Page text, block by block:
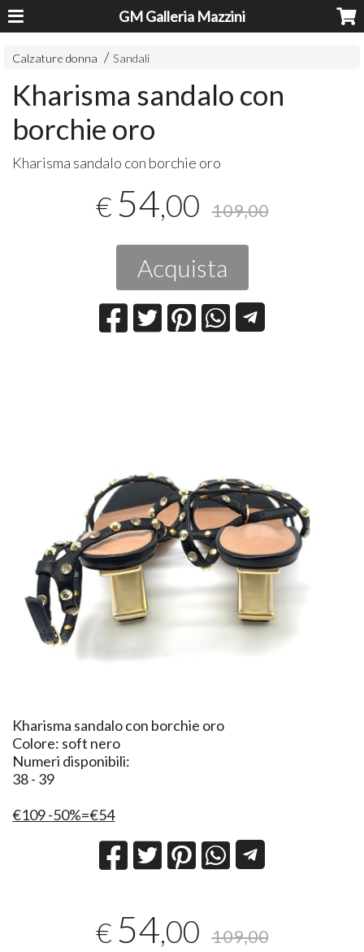
GM Galleria Mazzini
Calzature donna Sandali
Kharisma sandalo con
borchie oro
​Kharisma sandalo con borchie oro
€ 54,00 109,00
Acquista
​Kharisma sandalo con borchie oro
Colore: soft nero
Numeri disponibili:
38 - 39
€109 -50%=€54
€ 54,00 109,00